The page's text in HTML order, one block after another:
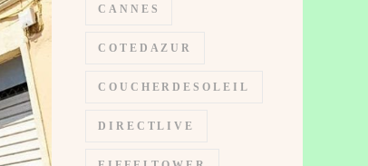
CANNES
COTEDAZUR
COUCHERDESOLEIL
DIRECTLIVE